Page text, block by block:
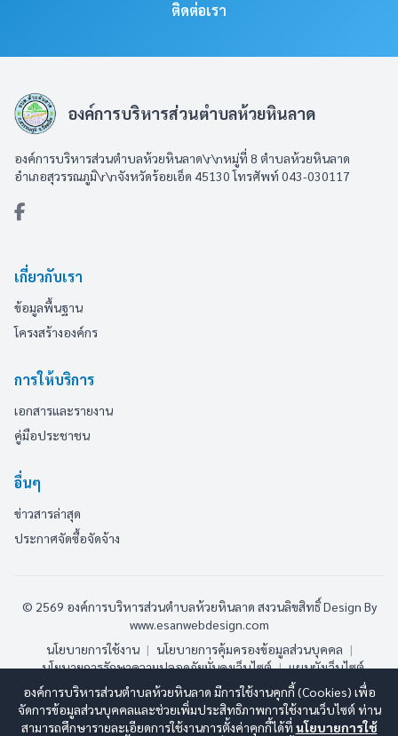
ติดต่อเรา
องค์การบริหารส่วนตำบลห้วยหินลาด
องค์การบริหารส่วนตำบลห้วยหินลาด\r\nหมู่ที่ 8 ตำบลห้วยหินลาด
อำเภอสุวรรณภูมิ\r\nจังหวัดร้อยเอ็ด 45130 โทรศัพท์ 043-030117
เกี่ยวกับเรา
ข้อมูลพื้นฐาน
โครงสร้างองค์กร
การให้บริการ
เอกสารและรายงาน
คู่มือประชาชน
อื่นๆ
ข่าวสารล่าสุด
ประกาศจัดซื้อจัดจ้าง
© 2569 องค์การบริหารส่วนตำบลห้วยหินลาด สงวนลิขสิทธิ์Design By
www.esanwebdesign.com
นโยบายการใช้งาน | นโยบายการคุ้มครองข้อมูลส่วนบุคคล |
นโยบายการรักษาความปลอดภัยมั่นคงเว็บไซต์ | แผนผังเว็บไซต์
ออนไลน์:2 ทั้งหมด: 62 (ดูสถิติทั้งหมด)
องค์การบริหารส่วนตำบลห้วยหินลาด มีการใช้งานคุกกี้ (Cookies) เพื่อ
จัดการข้อมูลส่วนบุคคลและช่วยเพิ่มประสิทธิภาพการใช้งานเว็บไซต์ ท่าน
สามารถศึกษารายละเอียดการใช้งานการตั้งค่าคุกกี้ได้ที่ นโยบายการใช้